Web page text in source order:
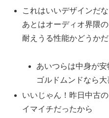
これはいいデザインだな
あとはオーディオ界隈
耐えうる性能かどうかだ
あいつらは中身が
ゴルドムンドなら
いいじゃん！昨日中古
イマイチだったから